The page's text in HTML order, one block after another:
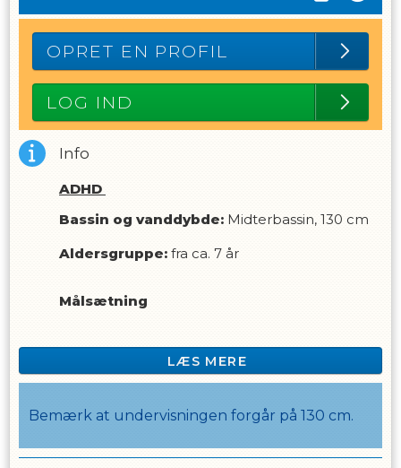
OPRET EN PROFIL
LOG IND
Info
ADHD
Bassin og vanddybde: Midterbassin, 130 cm
Aldersgruppe: fra ca. 7 år
Målsætning
diagnose, som er trygge i vandet. Måske har du
svømmet før, det vigtigste er du er tryg ved at
være i vand med en dybde på 130 cm og godt
skift og mindre ”lytten” og ”mere gøren”. Dvs. vi
øver små sekvenser med højt fokus og vil
LÆS MERE
Bemærk at undervisningen forgår på 130 cm.